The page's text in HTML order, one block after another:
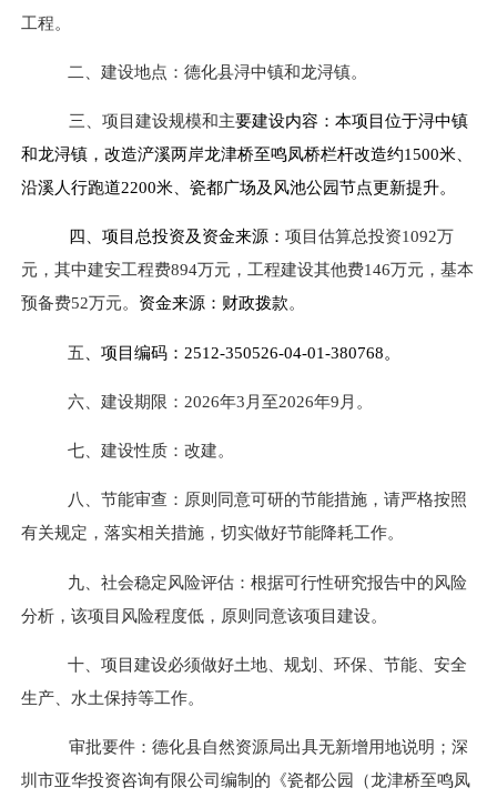
工程。
二、建设地点：德化县浔中镇和龙浔镇。
三、项目建设规模和主要建设内容：本项目位于浔中镇
和龙浔镇，改造浐溪两岸龙津桥至鸣凤桥栏杆改造约1500米、
沿溪人行跑道2200米、瓷都广场及风池公园节点更新提升。
四、项目总投资及资金来源： 项目估算总投资1092万
元，其中建安工程费894万元，工程建设其他费146万元，基本
预备费52万元。 资金来源：财政拨款。
五 、项目编码： 2512-350526-04-01-380768。
六、建设期限： 2026年3 月至2026年9 月。
七、建设性质：改建。
八、 节能审查：原则同意可研的节能措施，请严格按照
有关规定，落实相关措施，切实做好节能降耗工作。
九、社会稳定风险评估：根据可行性研究报告中的风险
分析，该项目风险程度低，原则同意该项目建设。
十、项目建设必须做好土地、规划、环保、节能、安全
生产、水土保持等工作。
审批要件：德化县自然资源局出具无新增用地说明；深
圳市亚华投资咨询有限公司编制的《瓷都公园（龙津桥至鸣凤